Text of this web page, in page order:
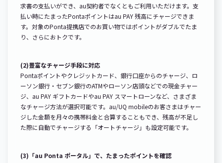
求書の支払いができ、au契約者でなくともご利用いただけます。支
払い時にたまったPontaポイントはau PAY 残高にチャージできま
す。対象のPonta提携店でのお買い物ではポイントがダブルでたま
り、さらにおトクです。
(2)豊富なチャージ手段に対応
Pontaポイントやクレジットカード、銀行口座からのチャージ、ロ
ーソン銀行・セブン銀行のATMやローソン店頭などでの現金チャー
ジ、au PAY ギフトカードやau PAY スマートローンなど、さまざま
なチャージ方法が選択可能です。au/UQ mobileのお客さまはチャー
ジした金額を月々の携帯料金と合算することもでき、残高が不足し
た際に自動でチャージする「オートチャージ」も設定可能です。
(3)「au Ponta ポータル」で、たまったポイントを確認